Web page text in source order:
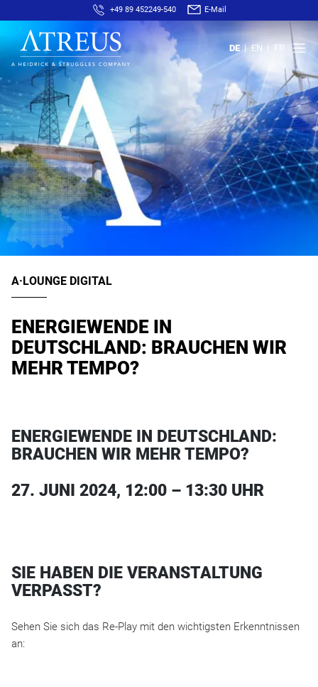
+49 89 452249-540 E-Mail
DE EN FR
A·LOUNGE DIGITAL
ENERGIEWENDE IN
DEUTSCHLAND: BRAUCHEN WIR
MEHR TEMPO?
ENERGIEWENDE IN DEUTSCHLAND:
BRAUCHEN WIR MEHR TEMPO?
27. JUNI 2024, 12:00 – 13:30 UHR
SIE HABEN DIE VERANSTALTUNG
VERPASST?
Sehen Sie sich das Re-Play mit den wichtigsten Erkenntnissen
an: